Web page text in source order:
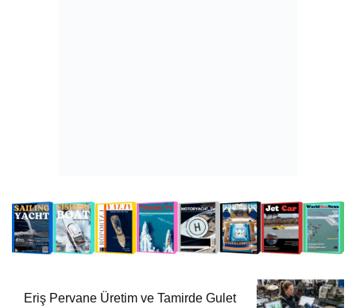
Eriş Pervane Üretim ve Tamirde Gulet